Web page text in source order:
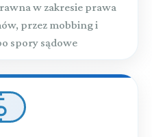
w zakresie prawa
przez mobbing i
spory sądowe